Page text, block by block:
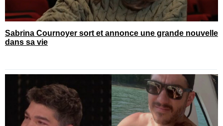
Sabrina Cournoyer sort et annonce une grande nouvelle
dans sa vie